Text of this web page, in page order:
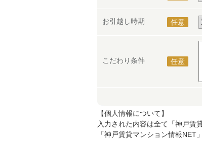
お引越し時期 任意
こだわり条件 任意
【個人情報について】
入力された内容は全て「神戸賃
「神戸賃貸マンション情報NET